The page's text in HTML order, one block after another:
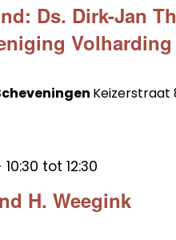
Ds. Dirk-Jan
Keizerstraat
H. Weegink
tot 12:30